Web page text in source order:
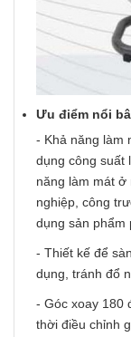
Ưu điểm nổi
- Khả năng làm
dụng công suất
năng làm mát
nghiệp, công
dụng sản phẩm
- Thiết kế để
dụng, tránh đổ
- Góc xoay 180
thời điều chỉnh